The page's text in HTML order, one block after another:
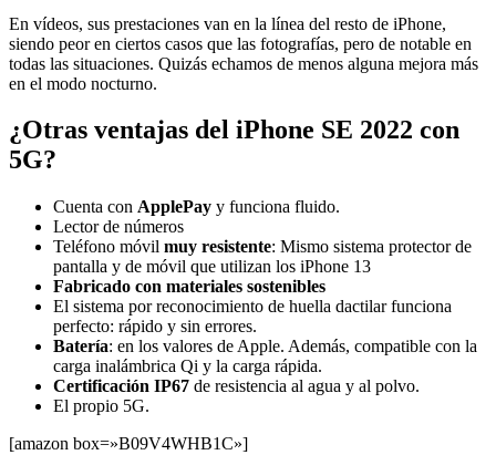
En vídeos, sus prestaciones van en la línea del resto de iPhone,
siendo peor en ciertos casos que las fotografías, pero de notable en
todas las situaciones. Quizás echamos de menos alguna mejora más
en el modo nocturno.
¿Otras ventajas del iPhone SE 2022 con
5G?
Cuenta con ApplePay y funciona fluido.
Lector de números
Teléfono móvil muy resistente: Mismo sistema protector de
pantalla y de móvil que utilizan los iPhone 13
Fabricado con materiales sostenibles
El sistema por reconocimiento de huella dactilar funciona
perfecto: rápido y sin errores.
Batería: en los valores de Apple. Además, compatible con la
carga inalámbrica Qi y la carga rápida.
Certificación IP67 de resistencia al agua y al polvo.
El propio 5G.
[amazon box=»B09V4WHB1C»]